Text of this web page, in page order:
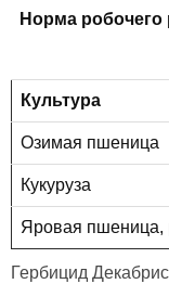
Норма робочего
Культура
Озимая пшеница
Кукуруза
Яровая пшеница,
Гербицид